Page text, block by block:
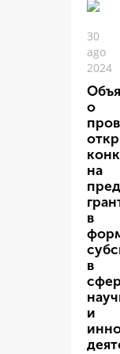
30
ago
2024
о
на
в
в
и